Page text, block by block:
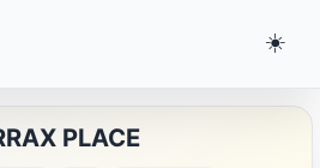
☀️
PLACE